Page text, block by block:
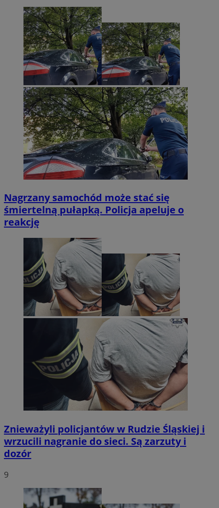
Nagrzany samochód może stać się
śmiertelną pułapką. Policja apeluje o
reakcję
Znieważyli policjantów w Rudzie Śląskiej i
wrzucili nagranie do sieci. Są zarzuty i
dozór
9